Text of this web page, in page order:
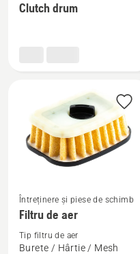
multe
motoferăstraie
Clutch drum
Vezi
mai
multe
detalii
Întreținere și piese de schimb
Filtru de aer
Tip filtru de aer
Burete / Hârtie / Mesh